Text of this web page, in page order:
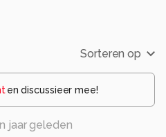
Sorteren op
en discussieer mee!
jaar geleden